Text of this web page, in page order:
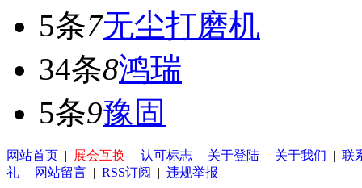
5条7无尘打磨机
34条8鸿瑞
5条9豫固
网站首页 | 展会互换 | 认可标志 | 关于登陆 | 关于我们 | 联
礼 | 网站留言 | RSS订阅 | 违规举报